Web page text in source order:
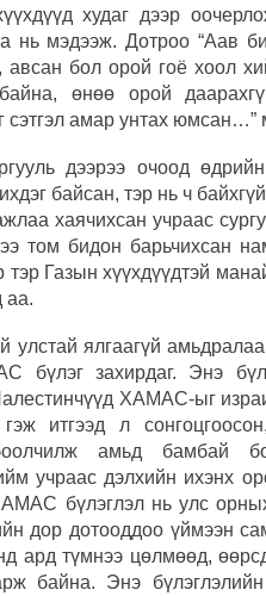
худаг дээр
нь мэдээж. Дотроо “Аав
авсан бол орой гоё хоол
өнөө орой
сэтгэл амар унтах
дээрээ очоод
байсан, тэр нь ч
хаячихсан учраас
том бидон барьчихсан
тэр Газын хүүхдүүдтэй
аа.
улстай ялгаагүй
бүлэг захирдаг. Энэ
ХАМАС-ыг
итгээд л
амьд бамбай
учраас дэлхийн ихэнх
бүлэглэл нь улс
дор дотооддоо үймээн
ард түмнээ цөлмөөд,
байна. Энэ бүлэглэлийн